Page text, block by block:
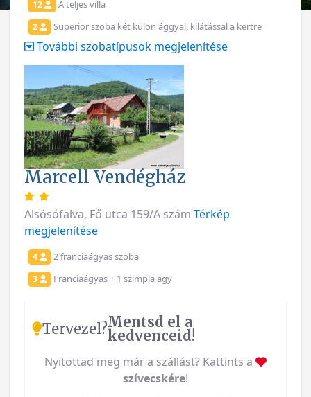
12 A teljes villa
2 Superior szoba két külön ággyal, kilátással a kertre
További szobatípusok megjelenítése
Marcell Vendégház
Alsósófalva, Fő utca 159/A szám Térkép
megjelenítése
4 2 franciaágyas szoba
3 Franciaágyas + 1 szimpla ágy
Tervezel?Mentsd el a
kedvenceid!
Nyitottad meg már a szállást? Kattints a
szívecskére!